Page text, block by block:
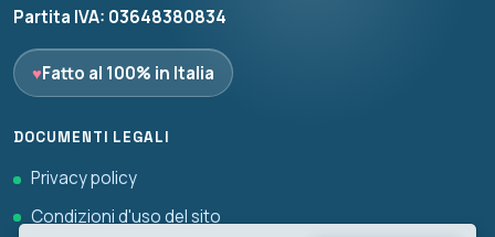
Partita IVA: 03648380834
♥Fatto al 100% in Italia
DOCUMENTI LEGALI
Privacy policy
Condizioni d'uso del sito